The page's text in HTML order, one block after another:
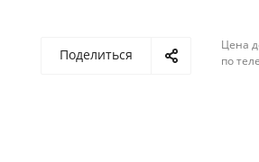
Поделиться
Цена
по